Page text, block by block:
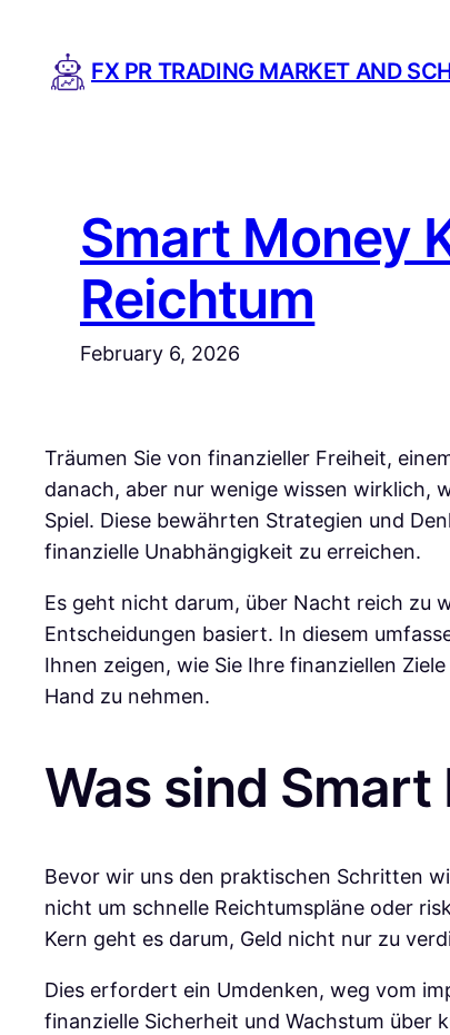
content
FX PR TRADING MARKET AND
Smart Money
Reichtum
February 6, 2026
Träumen Sie von finanzieller Freiheit,
danach, aber nur wenige wissen wirklich,
Spiel. Diese bewährten Strategien und
finanzielle Unabhängigkeit zu erreichen.
Es geht nicht darum, über Nacht reich zu
Entscheidungen basiert. In diesem
Ihnen zeigen, wie Sie Ihre finanziellen
Hand zu nehmen.
Was sind
Bevor wir uns den praktischen Schritten
nicht um schnelle Reichtumspläne oder
Kern geht es darum, Geld nicht nur zu
Dies erfordert ein Umdenken, weg vom
finanzielle Sicherheit und Wachstum über